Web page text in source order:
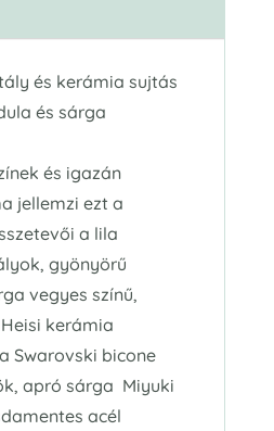
és kerámia sujtás
és sárga
és igazán
jellemzi ezt a
a lila
gyönyörű
vegyes színű,
kerámia
Swarovski bicone
apró sárga Miyuki
acél